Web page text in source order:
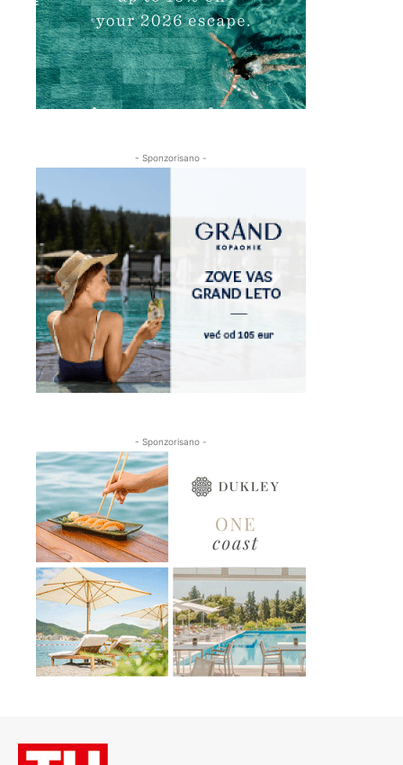
- Sponzorisano -
- Sponzorisano -